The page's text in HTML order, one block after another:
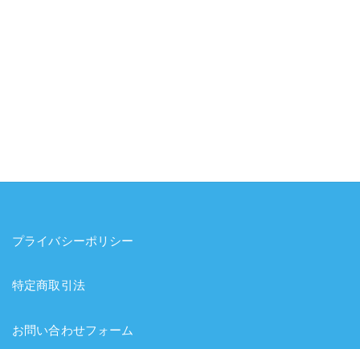
プライバシーポリシー
特定商取引法
お問い合わせフォーム